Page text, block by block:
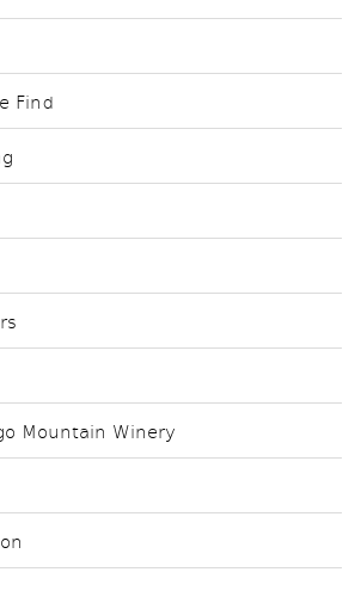
Find
Mountain Winery